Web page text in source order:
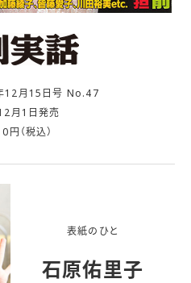
12月15日号 No.47
月1日発売
円（税込）
表紙のひと
石原佑里子